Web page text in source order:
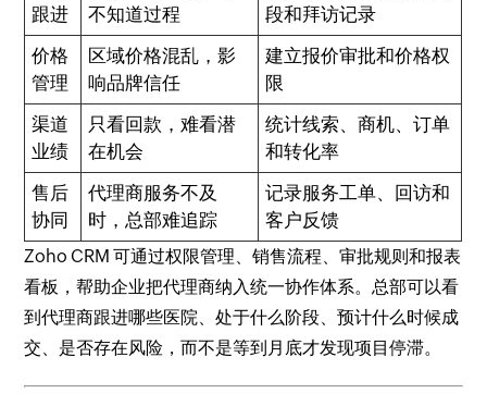
跟进
不知道过程
段和拜访记录
价格
管理
区域价格混乱，影
响品牌信任
建立报价审批和价格权
限
渠道
业绩
只看回款，难看潜
在机会
统计线索、商机、订单
和转化率
售后
协同
代理商服务不及
时，总部难追踪
记录服务工单、回访和
客户反馈
Zoho CRM 可通过权限管理、销售流程、审批规则和报表
看板，帮助企业把代理商纳入统一协作体系。总部可以看
到代理商跟进哪些医院、处于什么阶段、预计什么时候成
交、是否存在风险，而不是等到月底才发现项目停滞。